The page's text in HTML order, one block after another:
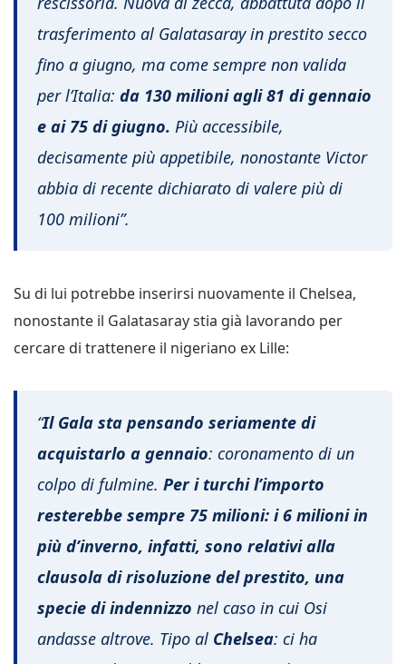
trasferimento al Galatasaray in prestito secco
fino a giugno, ma come sempre non valida
per l’Italia: da 130 milioni agli 81 di gennaio
e ai 75 di giugno. Più accessibile,
decisamente più appetibile, nonostante Victor
abbia di recente dichiarato di valere più di
100 milioni”.
Su di lui potrebbe inserirsi nuovamente il Chelsea,
nonostante il Galatasaray stia già lavorando per
cercare di trattenere il nigeriano ex Lille:
“Il Gala sta pensando seriamente di
acquistarlo a gennaio: coronamento di un
colpo di fulmine. Per i turchi l’importo
resterebbe sempre 75 milioni: i 6 milioni in
più d’inverno, infatti, sono relativi alla
clausola di risoluzione del prestito, una
specie di indennizzo nel caso in cui Osi
andasse altrove. Tipo al Chelsea: ci ha